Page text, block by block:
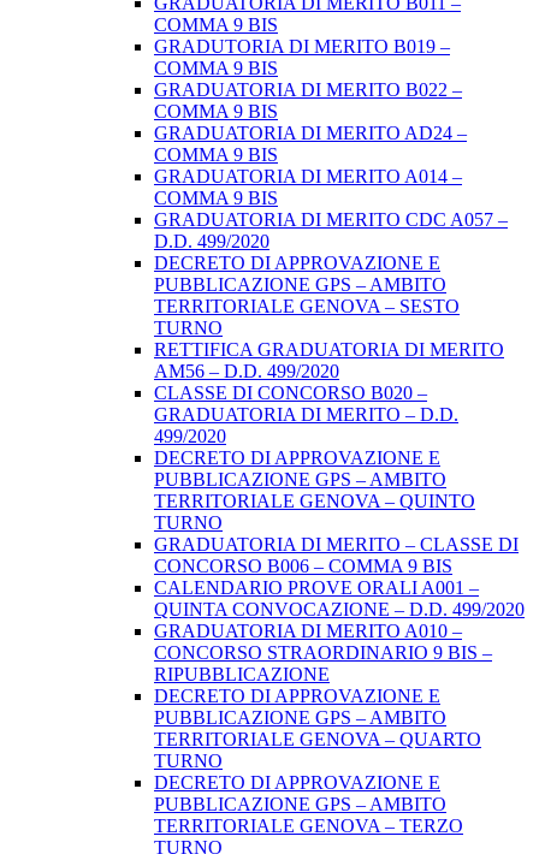
COMMA 9 BIS
GRADUTORIA DI MERITO B019 –
COMMA 9 BIS
GRADUATORIA DI MERITO B022 –
COMMA 9 BIS
GRADUATORIA DI MERITO AD24 –
COMMA 9 BIS
GRADUATORIA DI MERITO A014 –
COMMA 9 BIS
GRADUATORIA DI MERITO CDC A057 –
D.D. 499/2020
DECRETO DI APPROVAZIONE E
PUBBLICAZIONE GPS – AMBITO
TERRITORIALE GENOVA – SESTO
TURNO
RETTIFICA GRADUATORIA DI MERITO
AM56 – D.D. 499/2020
CLASSE DI CONCORSO B020 –
GRADUATORIA DI MERITO – D.D.
499/2020
DECRETO DI APPROVAZIONE E
PUBBLICAZIONE GPS – AMBITO
TERRITORIALE GENOVA – QUINTO
TURNO
GRADUATORIA DI MERITO – CLASSE DI
CONCORSO B006 – COMMA 9 BIS
CALENDARIO PROVE ORALI A001 –
QUINTA CONVOCAZIONE – D.D. 499/2020
GRADUATORIA DI MERITO A010 –
CONCORSO STRAORDINARIO 9 BIS –
RIPUBBLICAZIONE
DECRETO DI APPROVAZIONE E
PUBBLICAZIONE GPS – AMBITO
TERRITORIALE GENOVA – QUARTO
TURNO
DECRETO DI APPROVAZIONE E
PUBBLICAZIONE GPS – AMBITO
TERRITORIALE GENOVA – TERZO
TURNO